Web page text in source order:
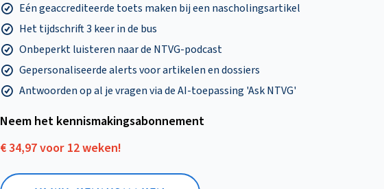
Eén geaccrediteerde toets maken bij een nascholingsartikel
Het tijdschrift 3 keer in de bus
Onbeperkt luisteren naar de NTVG-podcast
Gepersonaliseerde alerts voor artikelen en dossiers
Antwoorden op al je vragen via de AI-toepassing 'Ask NTVG'
Neem het kennismakings­abonnement
€ 34,97 voor 12 weken!